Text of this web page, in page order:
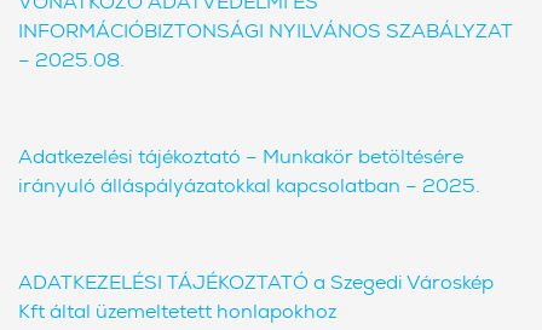
INFORMÁCIÓBIZTONSÁGI NYILVÁNOS SZABÁLYZAT
– 2025.08.
Adatkezelési tájékoztató – Munkakör betöltésére
irányuló álláspályázatokkal kapcsolatban – 2025.
ADATKEZELÉSI TÁJÉKOZTATÓ a Szegedi Városkép
Kft által üzemeltetett honlapokhoz